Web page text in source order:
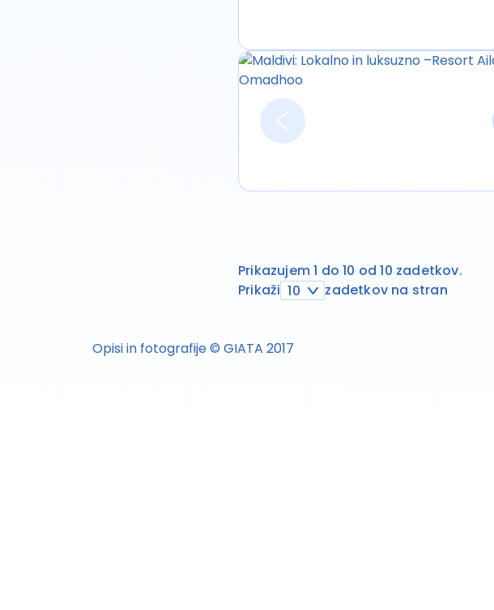
Prikazujem 1 do 10 od 10 zadetkov.
Prikaži 10 zadetkov na stran
Opisi in fotografije © GIATA 2017